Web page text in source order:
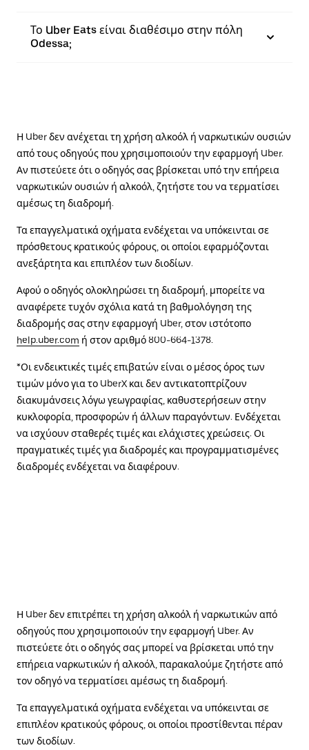
Το Uber Eats είναι διαθέσιμο στην πόλη
Odessa;
Η Uber δεν ανέχεται τη χρήση αλκοόλ ή ναρκωτικών ουσιών
από τους οδηγούς που χρησιμοποιούν την εφαρμογή Uber.
Αν πιστεύετε ότι ο οδηγός σας βρίσκεται υπό την επήρεια
ναρκωτικών ουσιών ή αλκοόλ, ζητήστε του να τερματίσει
αμέσως τη διαδρομή.
Τα επαγγελματικά οχήματα ενδέχεται να υπόκεινται σε
πρόσθετους κρατικούς φόρους, οι οποίοι εφαρμόζονται
ανεξάρτητα και επιπλέον των διοδίων.
Αφού ο οδηγός ολοκληρώσει τη διαδρομή, μπορείτε να
αναφέρετε τυχόν σχόλια κατά τη βαθμολόγηση της
διαδρομής σας στην εφαρμογή Uber, στον ιστότοπο
help.uber.com ή στον αριθμό 800-664-1378.
*Οι ενδεικτικές τιμές επιβατών είναι ο μέσος όρος των
τιμών μόνο για το UberX και δεν αντικατοπτρίζουν
διακυμάνσεις λόγω γεωγραφίας, καθυστερήσεων στην
κυκλοφορία, προσφορών ή άλλων παραγόντων. Ενδέχεται
να ισχύουν σταθερές τιμές και ελάχιστες χρεώσεις. Οι
πραγματικές τιμές για διαδρομές και προγραμματισμένες
διαδρομές ενδέχεται να διαφέρουν.
Η Uber δεν επιτρέπει τη χρήση αλκοόλ ή ναρκωτικών από
οδηγούς που χρησιμοποιούν την εφαρμογή Uber. Αν
πιστεύετε ότι ο οδηγός σας μπορεί να βρίσκεται υπό την
επήρεια ναρκωτικών ή αλκοόλ, παρακαλούμε ζητήστε από
τον οδηγό να τερματίσει αμέσως τη διαδρομή.
Τα επαγγελματικά οχήματα ενδέχεται να υπόκεινται σε
επιπλέον κρατικούς φόρους, οι οποίοι προστίθενται πέραν
των διοδίων.